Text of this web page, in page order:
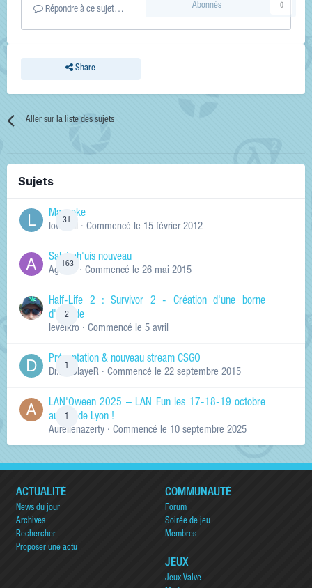
Répondre à ce sujet…
Share
Abonnés 0
Aller sur la liste des sujets
Sujets
31
Manneke
lowskill · Commencé le 15 février 2012
163
Salut ch'uis nouveau
Ag0Nie · Commencé le 26 mai 2015
2
Half-Life 2 : Survivor 2 - Création d'une borne
d'arcade
levelkro · Commencé le 5 avril
1
Présentation & nouveau stream CSGO
Dr.KinSlayeR · Commencé le 22 septembre 2015
1
LAN'Oween 2025 – LAN Fun les 17-18-19 octobre
au sud de Lyon !
Aurelienazerty · Commencé le 10 septembre 2025
ACTUALITÉ
News du jour
Archives
Rechercher
Proposer une actu
COMMUNAUTÉ
Forum
Soirée de jeu
Membres
JEUX
Jeux Valve